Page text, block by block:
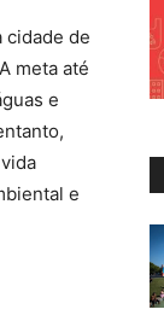
cidade de
meta até
e
e